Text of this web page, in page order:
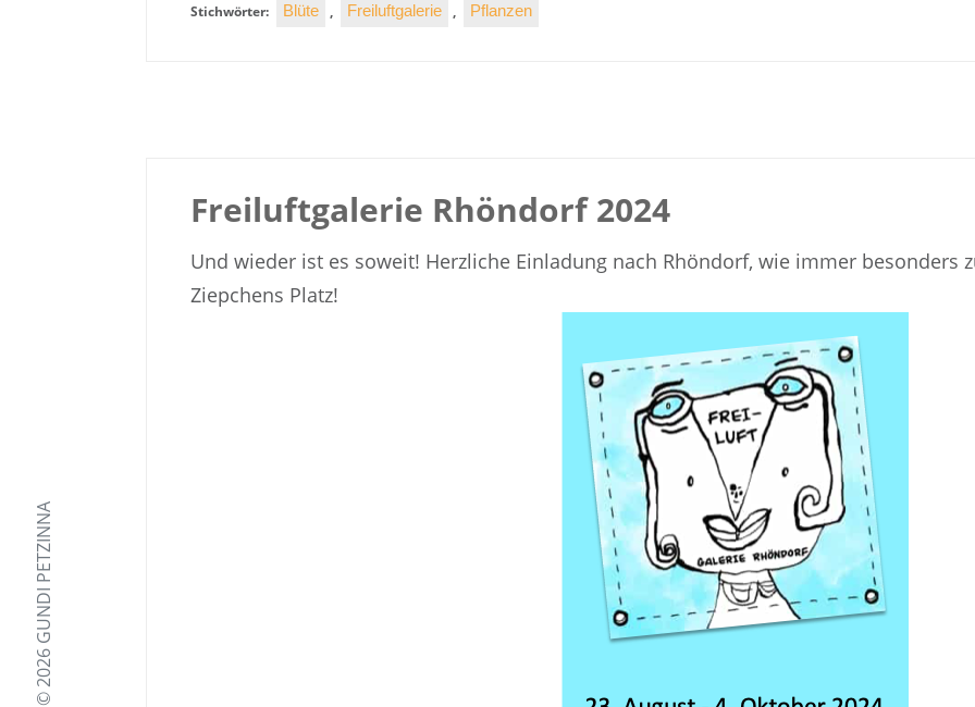
© 2026 GUNDI PETZINNA
Stichwörter: Blüte , Freiluftgalerie , Pflanzen
Freiluftgalerie Rhöndorf 2024
Und wieder ist es soweit! Herzliche Einladung nach Rhöndorf, wie immer besonders
Ziepchens Platz!